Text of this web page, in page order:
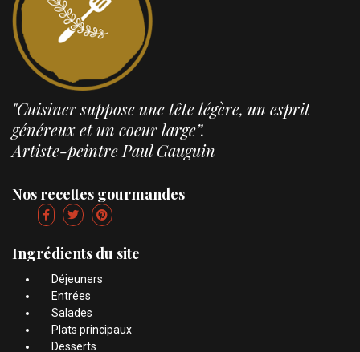
"Cuisiner suppose une tête légère, un esprit
généreux et un coeur large”.
Artiste-peintre Paul Gauguin
Nos recettes gourmandes
Ingrédients du site
Déjeuners
Entrées
Salades
Plats principaux
Desserts